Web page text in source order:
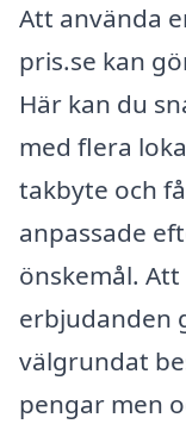
Att använda
pris.se kan
Här kan du
med flera
takbyte och
anpassade
önskemål.
erbjudanden
välgrundat
pengar men